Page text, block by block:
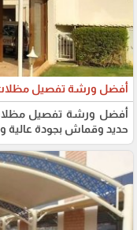
أفضل ورشة تفصيل
أفضل ورشة تفصيل
حديد وقماش بجودة عالية